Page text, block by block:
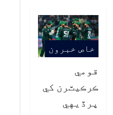
خاص خبرون
قومي
ڪرڪيٽرن کي
پرڏيهي